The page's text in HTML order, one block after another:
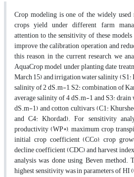
Crop modeling is one of the widely
crops yield under different farm
attention to the sensitivity of these
improve the calibration operation and
this reason, in the current research, we
AquaCrop model under planting date
March 15) and irrigation water salinity (S1:
salinity of 2 dS.m-1, S2: combination of
average salinity of 4 dS.m-1 and S3:
dS.m-1) and cotton cultivars (C1:
and C4: Khordad). For sensitivity
productivity (WP*), maximum crop
initial crop coefficient (CCo), crop
decline coefficient (CDC) and harvest
analysis was done using Beven method.
highest sensitivity was in parameters of HI